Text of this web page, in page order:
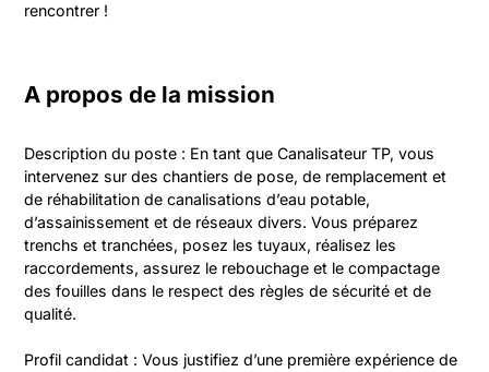
rencontrer !
A propos de la mission
Description du poste : En tant que Canalisateur TP, vous
intervenez sur des chantiers de pose, de remplacement et
de réhabilitation de canalisations d’eau potable,
d’assainissement et de réseaux divers. Vous préparez
trenchs et tranchées, posez les tuyaux, réalisez les
raccordements, assurez le rebouchage et le compactage
des fouilles dans le respect des règles de sécurité et de
qualité.
Profil candidat : Vous justifiez d’une première expérience de